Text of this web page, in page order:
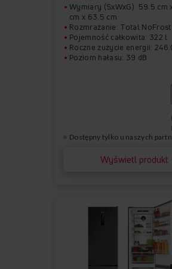
Wyświetl produkt
Wymiary (SxWxG): 59.5 cm
cm x 63.5 cm
Rozmrażanie: Total NoFrost
Pojemność całkowita: 322 l
Roczne zużycie energii:
Poziom hałasu: 39 dB
Dostępny tylko u naszych